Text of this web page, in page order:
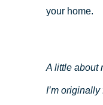
your home.
A little about
I’m